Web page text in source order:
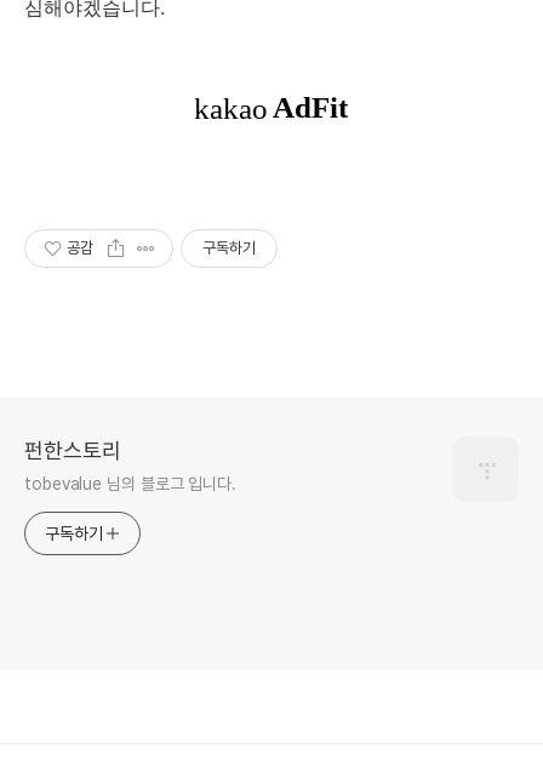
심해야겠습니다.
공감 구독하기
펀한스토리
tobevalue 님의 블로그 입니다.
구독하기